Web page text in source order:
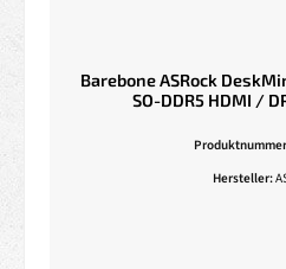
Barebone ASRock
SO-DDR5 HDMI /
Hersteller: